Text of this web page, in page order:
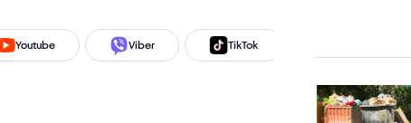
Youtube Viber TikTok